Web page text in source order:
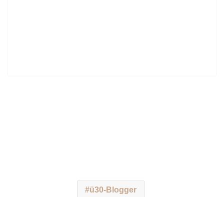
ü30-Blogger